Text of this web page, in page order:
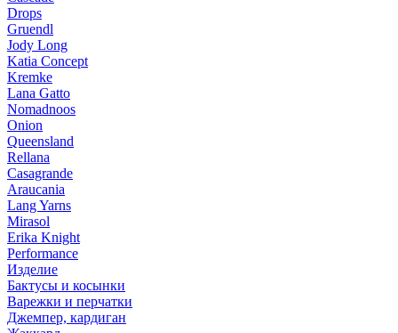
Drops
Gruendl
Jody Long
Katia Concept
Kremke
Lana Gatto
Nomadnoos
Onion
Queensland
Rellana
Casagrande
Araucania
Lang Yarns
Mirasol
Erika Knight
Performance
Изделие
Бактусы и косынки
Варежки и перчатки
Джемпер, кардиган